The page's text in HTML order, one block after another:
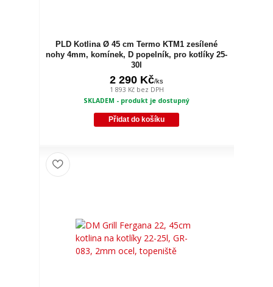
PLD Kotlina Ø 45 cm Termo KTM1 zesílené
nohy 4mm, komínek, D popelník, pro kotlíky 25-
30l
2 290 Kč/ks
1 893 Kč bez DPH
SKLADEM - produkt je dostupný
Přidat do košíku